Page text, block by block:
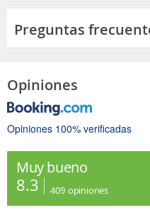
Preguntas
Opiniones
Opiniones 100% verificadas
Muy bueno
8.3 409 opiniones